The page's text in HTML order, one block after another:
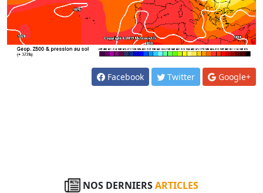
Facebook Twitter Google+
NOS DERNIERSARTICLES